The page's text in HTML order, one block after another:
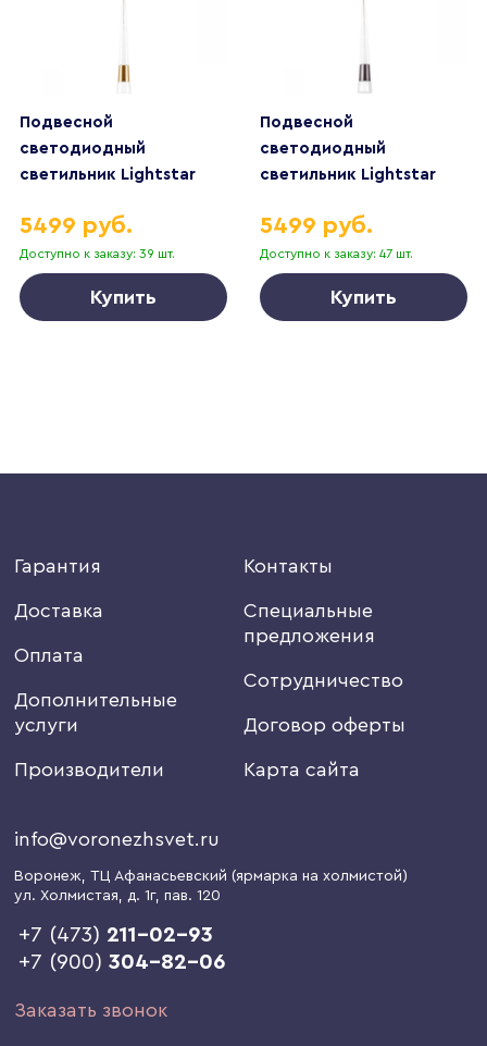
Подвесной
светодиодный
светильник Lightstar
Доступно к заказу: 39 шт.
5499 руб.
Купить
Подвесной
светодиодный
светильник Lightstar
Доступно к заказу: 47 шт.
5499 руб.
Купить
Гарантия
Доставка
Оплата
Дополнительные
услуги
Производители
Контакты
Специальные
предложения
Сотрудничество
Договор оферты
Карта сайта
info@voronezhsvet.ru
Воронеж, ТЦ Афанасьевский (ярмарка на холмистой)
ул. Холмистая, д. 1г, пав. 120
+7 (473) 211-02-93
+7 (900)304-82-06
Заказать звонок